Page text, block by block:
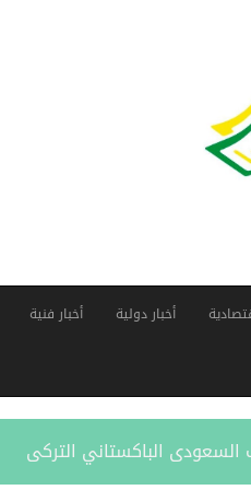
أخبار دولية أخبار فنية
السعودى الباكستاني التركى